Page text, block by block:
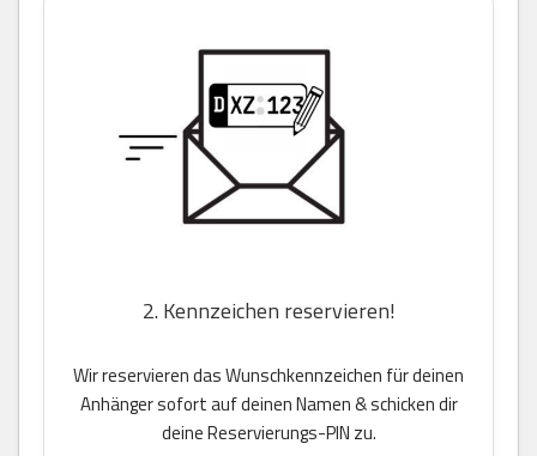
2. Kennzeichen reservieren!
Wir reservieren das Wunschkennzeichen für deinen
Anhänger sofort auf deinen Namen & schicken dir
deine Reservierungs-PIN zu.